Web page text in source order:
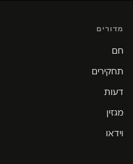
מדורים
חם
תחקירים
דעות
מגזין
וידאו